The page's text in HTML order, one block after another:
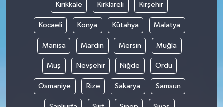
Kırıkkale Kırklareli Kırşehir
Kocaeli Konya Kütahya Malatya
Manisa Mardin Mersin Muğla
Muş Nevşehir Niğde Ordu
Osmaniye Rize Sakarya Samsun